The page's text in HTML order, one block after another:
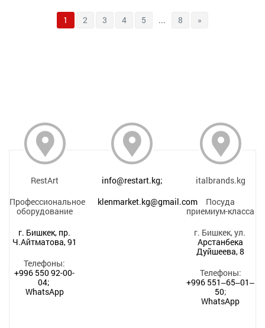
1 2 3 4 5 ... 8 »
RestArt
Профессиональное
оборудование
г. Бишкек, пр.
Ч.Айтматова, 91
Телефоны:
+996 550 92-00-
04;
WhatsApp
info@restart.kg;
klenmarket.kg@gmail.com
italbrands.kg
Посуда
приемиум-класса
г. Бишкек, ул.
Арстанбека
Дуйшеева, 8
Телефоны:
+996 551‒65‒01‒
50;
WhatsApp